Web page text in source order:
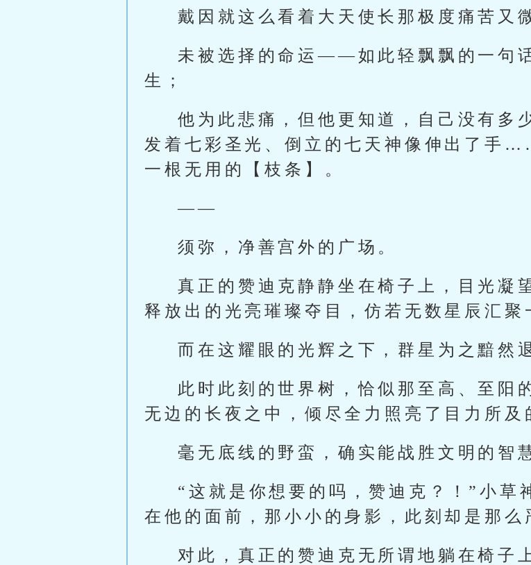
戴因就这么看着大天使长那极度痛苦又
未被选择的命运——如此轻飘飘的一句
生；
他为此悲痛，但他更知道，自己没有多
发着七彩圣光、倒立的七天神像伸出了手
一根无用的【枝条】。
——
须弥，净善宫外的广场。
真正的赞迪克静静坐在椅子上，目光凝
释放出的光亮璀璨夺目，仿若无数星辰汇聚
而在这耀眼的光辉之下，群星为之黯然
此时此刻的世界树，恰似那至高、至阳
无边的长夜之中，倾尽全力照亮了目力所及
毫无底线的野蛮，确实能战胜文明的
“这就是你想要的吗，赞迪克？！”小
在他的面前，那小小的身影，此刻却是那么
对此，真正的赞迪克无所谓地躺在椅子